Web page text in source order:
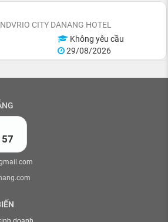
CITY DANANG HOTEL
Không yêu cầu
29/08/2026